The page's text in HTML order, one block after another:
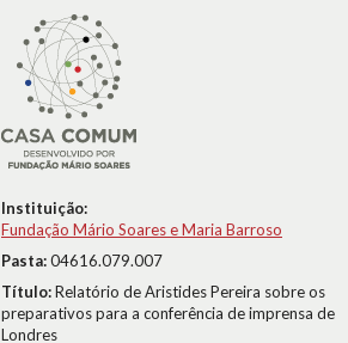
Instituição:
Fundação Mário Soares e Maria Barroso
Pasta:04616.079.007
Título:Relatório de Aristides Pereira sobre os
preparativos para a conferência de imprensa de
Londres